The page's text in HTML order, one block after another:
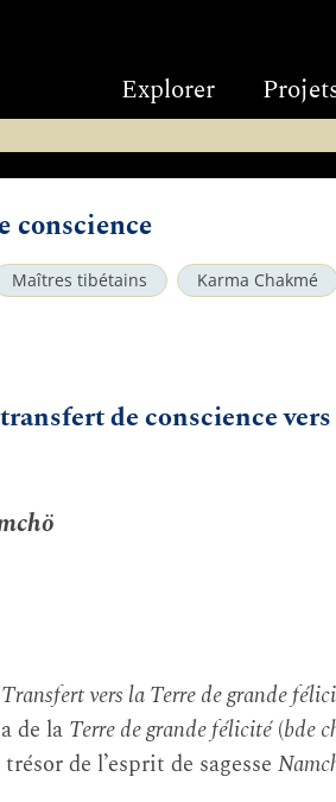
Explorer
conscience
Maîtres tibétains Karma Chakmé
de conscience
Transfert vers la Terre de grande
de la Terre de grande félicité(bde
de l’esprit de sagesse